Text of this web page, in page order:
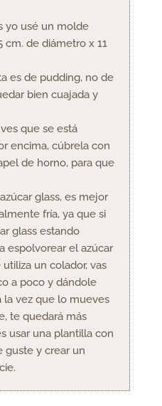
yo usé un molde
cm. de diámetro x 11
es de pudding, no de
bien cuajada y
que se está
encima, cúbrela con
de horno, para que
glass, es mejor
fría, ya que si
glass estando
espolvorear el azúcar
un colador, vas
a poco y dándole
la vez que lo mueves
te quedará más
usar una plantilla con
guste y crear un